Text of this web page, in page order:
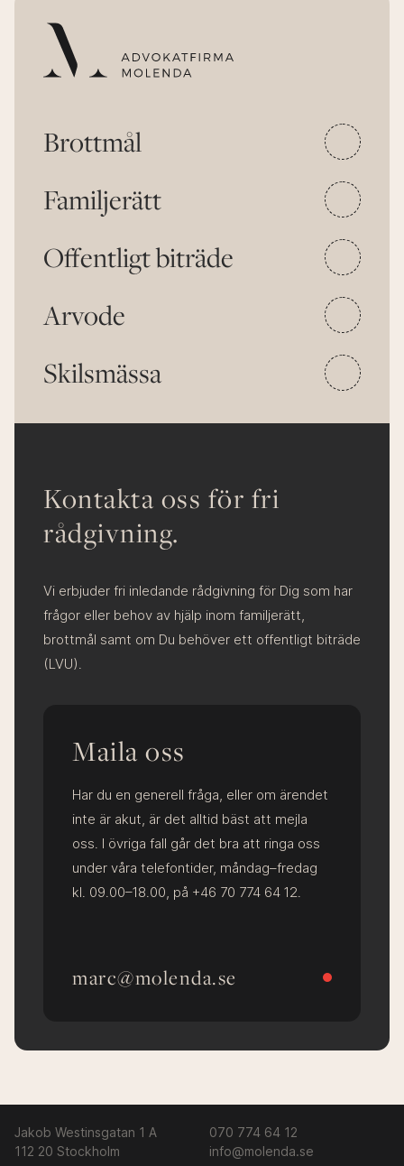
Brottmål
Familjerätt
Offentligt biträde
Arvode
Skilsmässa
Kontakta oss för fri
rådgivning.
Vi erbjuder fri inledande rådgivning för Dig som har
frågor eller behov av hjälp inom familjerätt,
brottmål samt om Du behöver ett offentligt biträde
(LVU).
Maila oss
Har du en generell fråga, eller om ärendet
inte är akut, är det alltid bäst att mejla
oss. I övriga fall går det bra att ringa oss
under våra telefontider, måndag–fredag
kl. 09.00–18.00, på +46 70 774 64 12.
marc@molenda.se
Jakob Westinsgatan 1 A
112 20 Stockholm
070 774 64 12
info@molenda.se